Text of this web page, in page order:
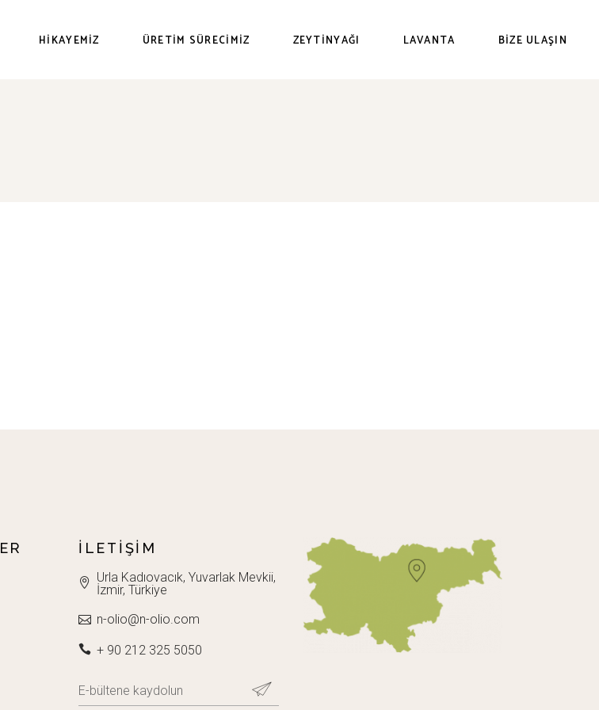
HIKAYEMIZ ÜRETIM SÜRECIMIZ ZEYTINYAĞI LAVANTA BIZE ULAŞIN
İLETIŞIM
Urla Kadıovacık, Yuvarlak Mevkii,
İzmir, Türkiye
n-olio@n-olio.com
+ 90 212 325 5050